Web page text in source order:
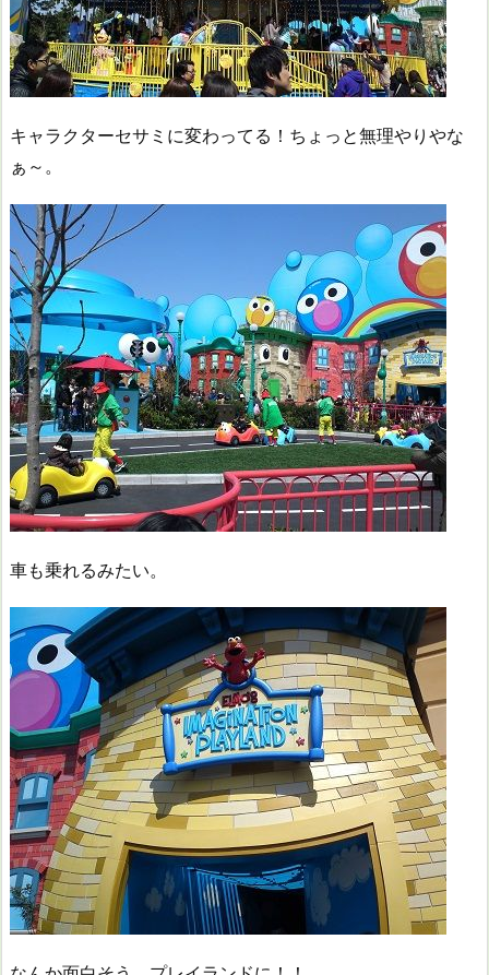
キャラクターセサミに変わってる！ちょっと無理やりやな
ぁ～。
車も乗れるみたい。